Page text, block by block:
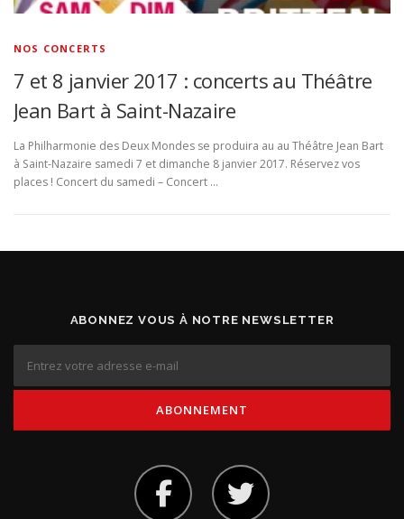
NOS CONCERTS
7 et 8 janvier 2017 : concerts au Théâtre
Jean Bart à Saint-Nazaire
La Philharmonie des Deux Mondes se produira au au Théâtre Jean Bart
à Saint-Nazaire samedi 7 et dimanche 8 janvier 2017. Réservez vos
places ! Concert du samedi – Concert …
ABONNEZ VOUS À NOTRE NEWSLETTER